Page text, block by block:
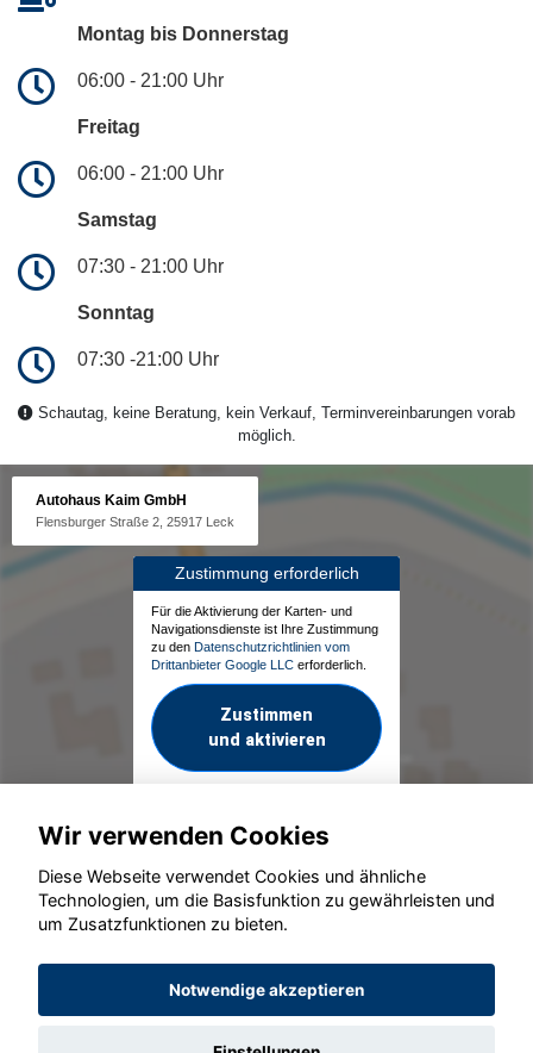
Montag bis Donnerstag
06:00 - 21:00 Uhr
Freitag
06:00 - 21:00 Uhr
Samstag
07:30 - 21:00 Uhr
Sonntag
07:30 -21:00 Uhr
Schautag, keine Beratung, kein Verkauf, Terminvereinbarungen vorab
möglich.
Autohaus Kaim GmbH
Flensburger Straße 2, 25917 Leck
Zustimmung erforderlich
Für die Aktivierung der Karten- und
Navigationsdienste ist Ihre Zustimmung
zu den Datenschutzrichtlinien vom
Drittanbieter Google LLC erforderlich.
Zustimmen
und aktivieren
© konjunkturmotor.de GmbH 2020 - 2026
Wir verwenden Cookies
Diese Webseite verwendet Cookies und ähnliche
Technologien, um die Basisfunktion zu gewährleisten und
um Zusatzfunktionen zu bieten.
Notwendige akzeptieren